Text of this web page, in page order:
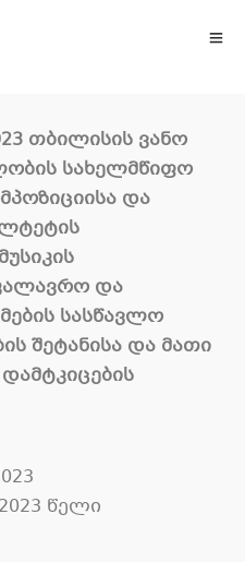
თბილისის ვანო
სახელმწიფო
და
და
სასწავლო
შეტანისა და მათი
წელი